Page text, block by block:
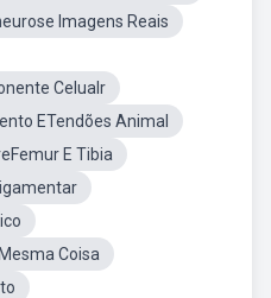
Imagens Reais
Celualr
ETendões Animal
E Tibia
Coisa